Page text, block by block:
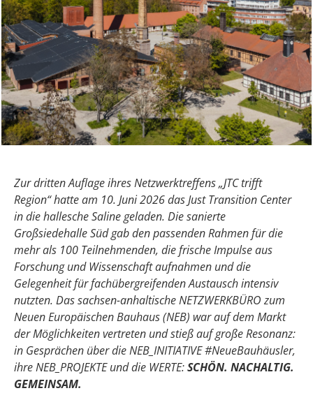
Zur dritten Auflage ihres Netzwerktreffens „JTC trifft
Region“ hatte am 10. Juni 2026 das Just Transition Center
in die hallesche Saline geladen. Die sanierte
Großsiedehalle Süd gab den passenden Rahmen für die
mehr als 100 Teilnehmenden, die frische Impulse aus
Forschung und Wissenschaft aufnahmen und die
Gelegenheit für fachübergreifenden Austausch intensiv
nutzten. Das sachsen-anhaltische NETZWERKBÜRO zum
Neuen Europäischen Bauhaus (NEB) war auf dem Markt
der Möglichkeiten vertreten und stieß auf große Resonanz:
in Gesprächen über die NEB_INITIATIVE #NeueBauhäusler,
ihre NEB_PROJEKTE und die WERTE:SCHÖN. NACHALTIG.
GEMEINSAM.